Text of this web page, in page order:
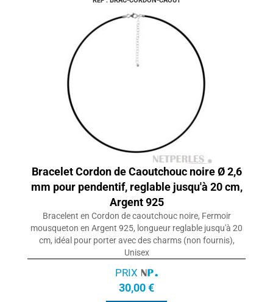
Bracelet Cordon de Caoutchouc noire Ø 2,6
mm pour pendentif, reglable jusqu'à 20 cm,
Argent 925
Bracelent en Cordon de caoutchouc noire, Fermoir
mousqueton en Argent 925, longueur reglable jusqu'à 20
cm, idéal pour porter avec des charms (non fournis),
Unisex
PRIX
30,00 €